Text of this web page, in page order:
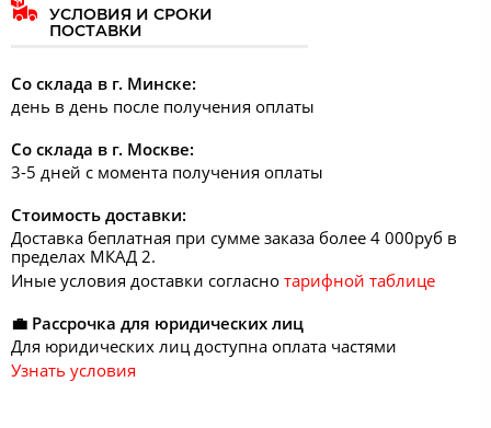
УСЛОВИЯ И СРОКИ
ПОСТАВКИ
Со склада в г. Минске:
день в день после получения оплаты
Со склада в г. Москве:
3-5 дней с момента получения оплаты
Стоимость доставки:
Доставка беплатная при сумме заказа более 4 000руб в
пределах МКАД 2.
Иные условия доставки согласно тарифной таблице
💼 Рассрочка для юридических лиц
Для юридических лиц доступна оплата частями
Узнать условия